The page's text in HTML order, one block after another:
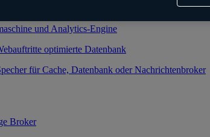
und performanter Speicher dank Enterprise-Datenbank
und Analytics-Engine
optimierte Datenbank
für Cache, Datenbank oder Nachrichtenbroker
Broker